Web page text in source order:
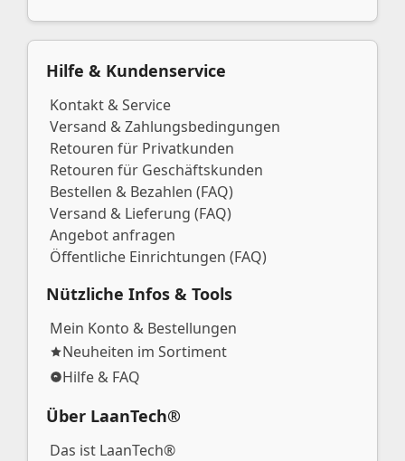
Hilfe & Kundenservice
Kontakt & Service
Versand & Zahlungsbedingungen
Retouren für Privatkunden
Retouren für Geschäftskunden
Bestellen & Bezahlen (FAQ)
Versand & Lieferung (FAQ)
Angebot anfragen
Öffentliche Einrichtungen (FAQ)
Nützliche Infos & Tools
Mein Konto & Bestellungen
Neuheiten im Sortiment
Hilfe & FAQ
Über LaanTech®
Das ist LaanTech®